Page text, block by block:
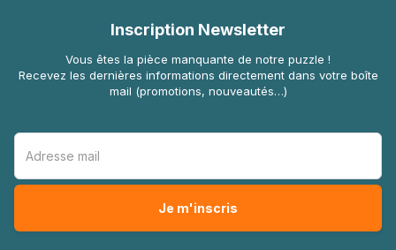
Inscription Newsletter
Vous êtes la pièce manquante de notre puzzle !
Recevez les dernières informations directement dans votre boîte
mail (promotions, nouveautés…)